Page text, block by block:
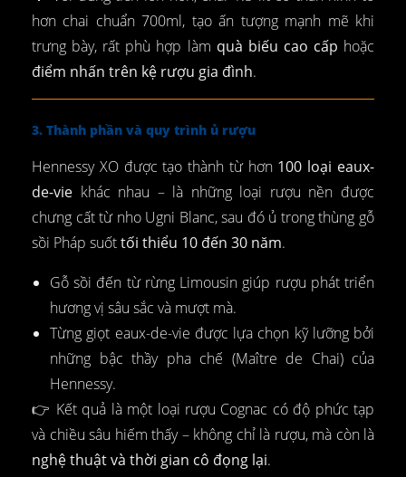
hơn chai chuẩn 700ml, tạo ấn tượng mạnh mẽ khi
trưng bày, rất phù hợp làm quà biếu cao cấp hoặc
điểm nhấn trên kệ rượu gia đình.
3. Thành phần và quy trình ủ rượu
Hennessy XO được tạo thành từ hơn 100 loại eaux-
de-vie khác nhau – là những loại rượu nền được
chưng cất từ nho Ugni Blanc, sau đó ủ trong thùng gỗ
sồi Pháp suốttối thiểu 10 đến 30 năm.
Gỗ sồi đến từ rừng Limousin giúp rượu phát triển
hương vị sâu sắc và mượt mà.
Từng giọt eaux-de-vie được lựa chọn kỹ lưỡng bởi
những bậc thầy pha chế (Maître de Chai) của
Hennessy.
👉 Kết quả là một loại rượu Cognac có độ phức tạp
và chiều sâu hiếm thấy – không chỉ là rượu, mà còn là
nghệ thuật và thời gian cô đọng lại.